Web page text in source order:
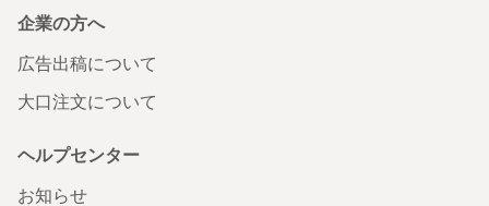
企業の方へ
広告出稿について
大口注文について
ヘルプセンター
お知らせ